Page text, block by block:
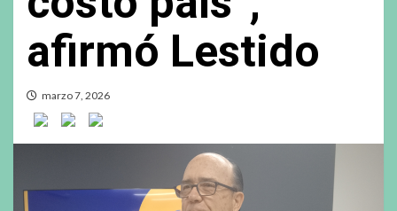
afirmó Lestido
marzo 7, 2026